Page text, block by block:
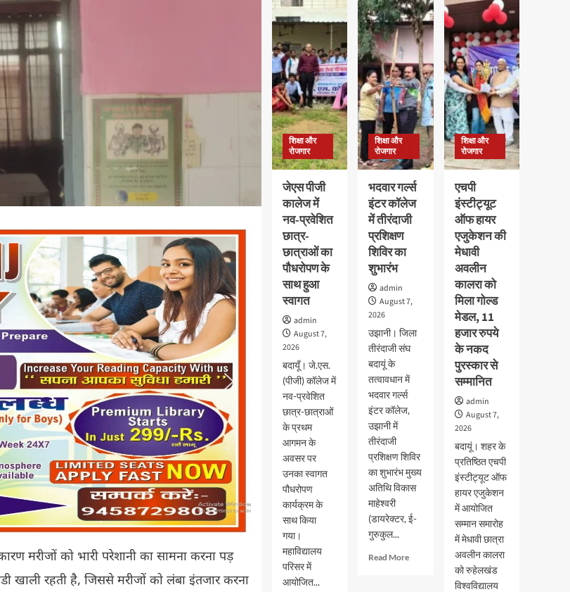
मरीजों को भारी परेशानी का सामना करना पड़
रहती है, जिससे मरीजों को लंबा इंतजार करना
शिक्षा और
रोजगार
जेएस पीजी
कालेज में
नव-प्रवेशित
छात्र-
छात्राओं का
पौधरोपण के
साथ हुआ
स्वागत
admin
August 7,
2026
बदायूँ। जे.एस.
(पीजी) कॉलेज में
नव-प्रवेशित
छात्र-छात्राओं
के प्रथम
आगमन के
अवसर पर
उनका स्वागत
पौधरोपण
कार्यक्रम के
साथ किया
गया।
महाविद्यालय
परिसर में
आयोजित...
शिक्षा और
रोजगार
भदवार गर्ल्स
इंटर कॉलेज
में तीरंदाजी
प्रशिक्षण
शिविर का
शुभारंभ
admin
August 7,
2026
उझानी। जिला
तीरंदाजी संघ
बदायूं के
तत्वावधान में
भदवार गर्ल्स
इंटर कॉलेज,
उझानी में
तीरंदाजी
प्रशिक्षण शिविर
का शुभारंभ मुख्य
अतिथि विकास
माहेश्वरी
(डायरेक्टर, ई-
गुरुकुल...
Read MoreRead
शिक्षा और
रोजगार
एचपी
इंस्टीट्यूट
ऑफ हायर
एजुकेशन की
मेधावी
अवलीन
कालरा को
मिला गोल्ड
मेडल, 11
हजार रुपये
के नकद
पुरस्कार से
सम्मानित
admin
August 7,
2026
बदायूं। शहर के
प्रतिष्ठित एचपी
इंस्टीट्यूट ऑफ
हायर एजुकेशन
में आयोजित
सम्मान समारोह
में मेधावी छात्रा
अवलीन कालरा
को रुहेलखंड
विश्वविद्यालय